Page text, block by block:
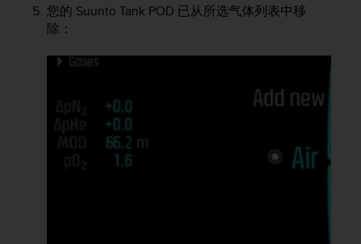
您的 Suunto Tank POD 已从所选气体列表中移
除：